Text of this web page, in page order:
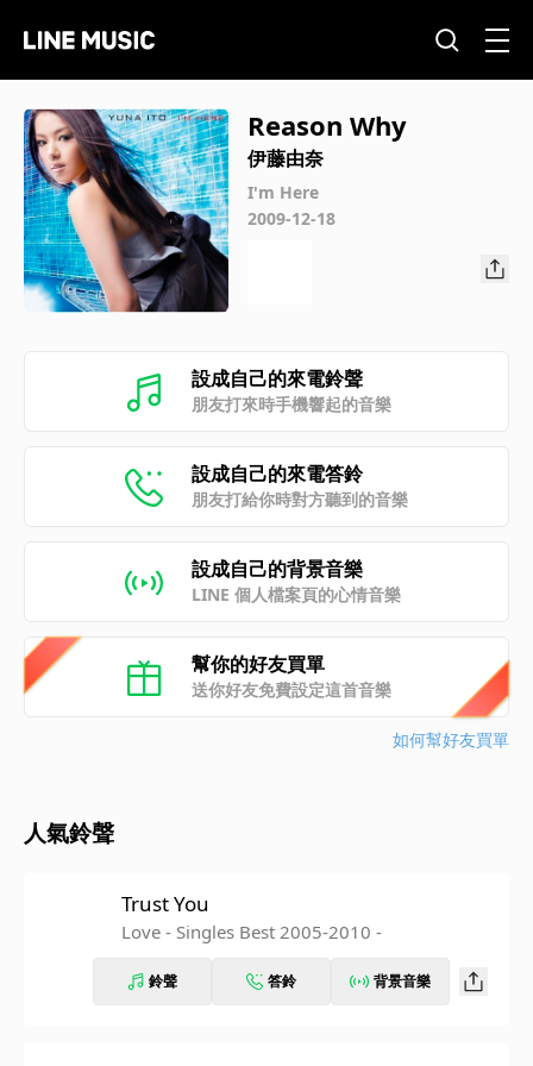
Reason Why
伊藤由奈
I'm Here
2009-12-18
設成自己的來電鈴聲
朋友打來時手機響起的音樂
設成自己的來電答鈴
朋友打給你時對方聽到的音樂
設成自己的背景音樂
LINE 個人檔案頁的心情音樂
幫你的好友買單
送你好友免費設定這首音樂
如何幫好友買單
人氣鈴聲
Trust You
Love - Singles Best 2005-2010 -
鈴聲 答鈴 背景音樂